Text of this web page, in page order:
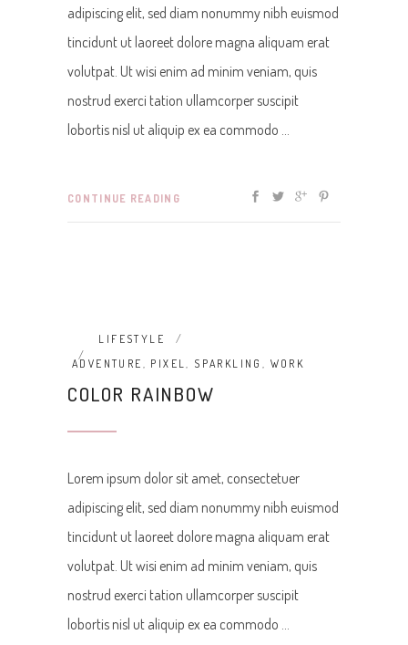
adipiscing elit, sed diam nonummy nibh euismod
tincidunt ut laoreet dolore magna aliquam erat
volutpat. Ut wisi enim ad minim veniam, quis
nostrud exerci tation ullamcorper suscipit
lobortis nisl ut aliquip ex ea commodo
CONTINUE READING
LIFESTYLE
ADVENTURE
PIXEL SPARKLING WORK
COLOR RAINBOW
Lorem ipsum dolor sit amet, consectetuer
adipiscing elit, sed diam nonummy nibh euismod
tincidunt ut laoreet dolore magna aliquam erat
volutpat. Ut wisi enim ad minim veniam, quis
nostrud exerci tation ullamcorper suscipit
lobortis nisl ut aliquip ex ea commodo